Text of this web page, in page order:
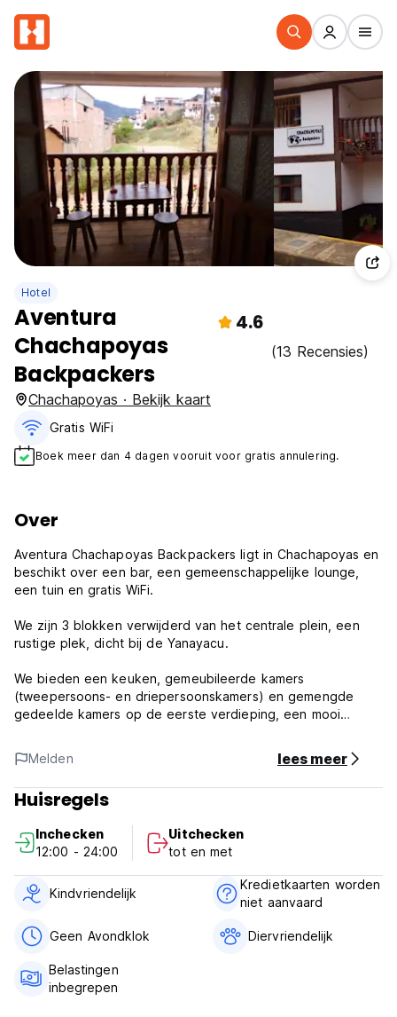
Hotel
Aventura
Chachapoyas
Backpackers
4.6
(13 Recensies)
Chachapoyas · Bekijk kaart
Gratis WiFi
Boek meer dan 4 dagen vooruit voor gratis annulering.
Over
Aventura Chachapoyas Backpackers ligt in Chachapoyas en
beschikt over een bar, een gemeenschappelijke lounge,
een tuin en gratis WiFi.
We zijn 3 blokken verwijderd van het centrale plein, een
rustige plek, dicht bij de Yanayacu.
We bieden een keuken, gemeubileerde kamers
(tweepersoons- en driepersoonskamers) en gemengde
gedeelde kamers op de eerste verdieping, een mooi
computercentrum, telekabel, Netflix, audio, internet,
schoonmaakservice (wasgoed), een comfortabele patio om
te zonnebaden (grills, kampvuren, enz.)
Backpackers:
Annuleringsvoorwaarden: 72 uur voor aankomst.
Inchecken tussen 12.00 en 00.00 uur
Betaling bij aankomst contant
Belastingen zijn inbegrepen
Ontbijt niet inbegrepen
Melden lees meer
Huisregels
Inchecken
12:00 - 24:00
Uitchecken
tot en met
Kindvriendelijk
Kredietkaarten worden
niet aanvaard
Geen Avondklok Diervriendelijk
Belastingen
inbegrepen